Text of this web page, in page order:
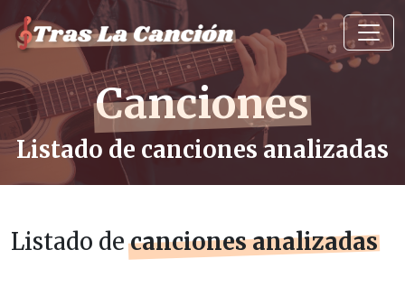
Canciones
Listado de canciones analizadas
Listado decanciones analizadas